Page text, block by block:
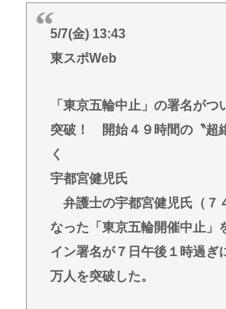
パズー「お父さん嘘つき呼ばわ
た」ってセリフあるけど、どん
の？
停車” 敷地内に侵入も…保護者
界」
重大インシデント該当せず、
で航空機衝突防止装置（TCAS
ラブル、羽田空港沖、全日空に
【悲報】高市さん、非核三原則
く」の表現を削除www
中国SNS なぜフランス人はこ
5/7(金) 13:43
東スポWeb
「東京五輪中止」の署名がつ
突破！ 開始４９時間の〝超
く
宇都宮健児氏
弁護士の宇都宮健児氏（７
なった「東京五輪開催中止」
イン署名が７日午後１時過ぎ
万人を突破した。